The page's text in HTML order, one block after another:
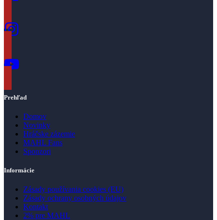
Prehľad
Domov
Novinky
Hráčske zázemie
MAHL Fans
Sponzori
Informácie
Zásady používania cookies (EU)
Zásady ochrany osobných údajov
Kontakt
2% pre MAHL